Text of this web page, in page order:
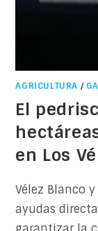
AGRICULTURA /
El
en Los
Vélez Blanco
ayudas